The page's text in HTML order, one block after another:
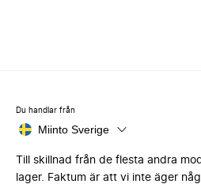
Du handlar från
Miinto Sverige
Till skillnad från de flesta andra
lager. Faktum är att vi inte äger